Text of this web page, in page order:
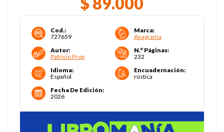
Cod.:
727659
Marca:
Anagrama
Autor:
Patricio Pron
N.° Páginas:
232
Idioma:
Español
Encuadernación:
rústica
Fecha De Edición:
2026